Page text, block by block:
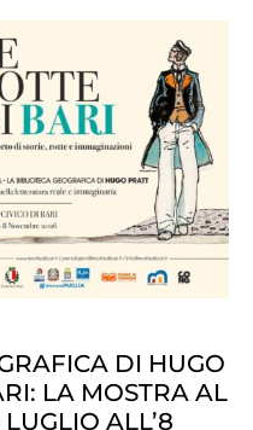
DI HUGO
LA MOSTRA AL
ALL’8